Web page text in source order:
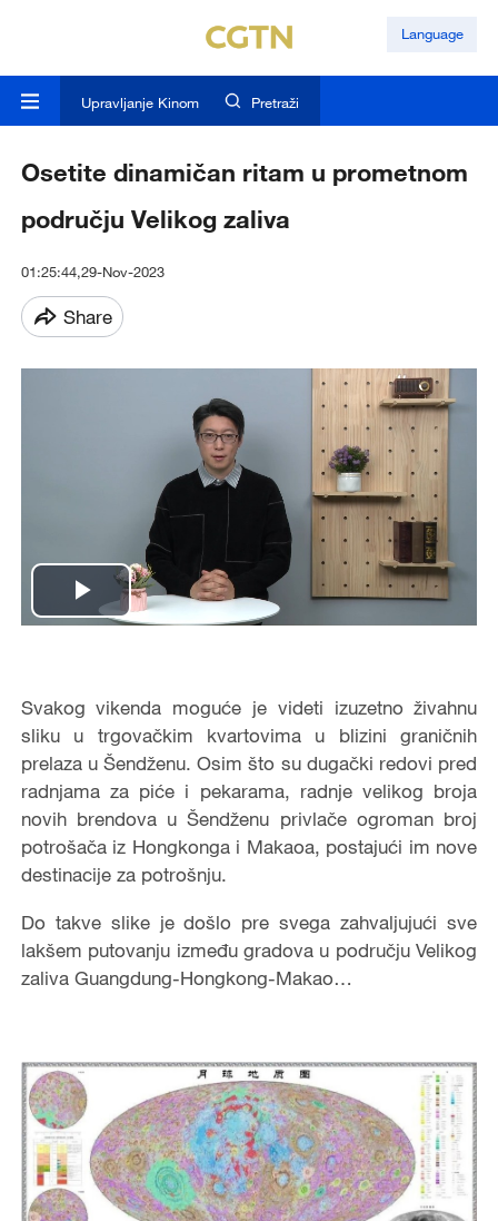
Language
Upravljanje Kinom Pretraži
Osetite dinamičan ritam u prometnom
području Velikog zaliva
01:25:44,29-Nov-2023
Share
Play
Svakog vikenda moguće je videti izuzetno živahnu
sliku u trgovačkim kvartovima u blizini graničnih
prelaza u Šendženu. Osim što su dugački redovi pred
radnjama za piće i pekarama, radnje velikog broja
novih brendova u Šendženu privlače ogroman broj
potrošača iz Hongkonga i Makaoa, postajući im nove
destinacije za potrošnju.
Do takve slike je došlo pre svega zahvaljujući sve
lakšem putovanju između gradova u području Velikog
zaliva Guangdung-Hongkong-Makao…